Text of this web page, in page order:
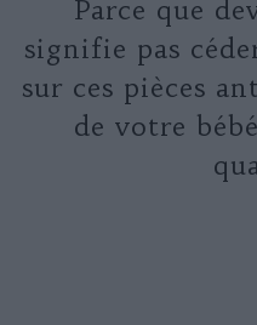
Parce que
signifie pas
sur ces pièces
de votre